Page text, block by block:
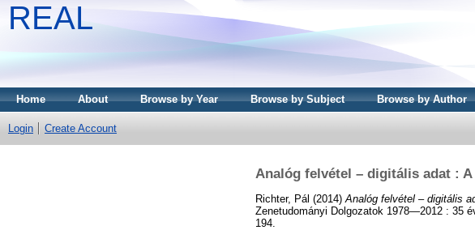
REAL
Home About Browse by Year Browse by Subject Browse by Author
Login Create Account
Analóg felvétel – digitális adat :
Richter, Pál (2014) Analóg felvétel – digitális
Zenetudományi Dolgozatok 1978—2012 : 35
194.